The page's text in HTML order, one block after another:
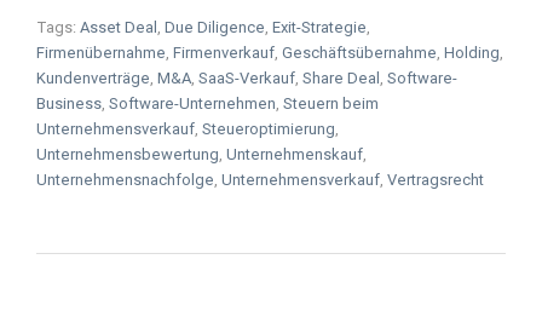
Tags: Asset Deal Due Diligence Exit-Strategie
Firmenübernahme Firmenverkauf Geschäftsübernahme Holding
Kundenverträge M&A SaaS-Verkauf Share Deal Software-
Business Software-Unternehmen Steuern beim
Unternehmensverkauf Steueroptimierung
Unternehmensbewertung Unternehmenskauf
Unternehmensnachfolge Unternehmensverkauf Vertragsrecht